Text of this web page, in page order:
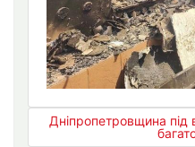
Дніпропетровщина